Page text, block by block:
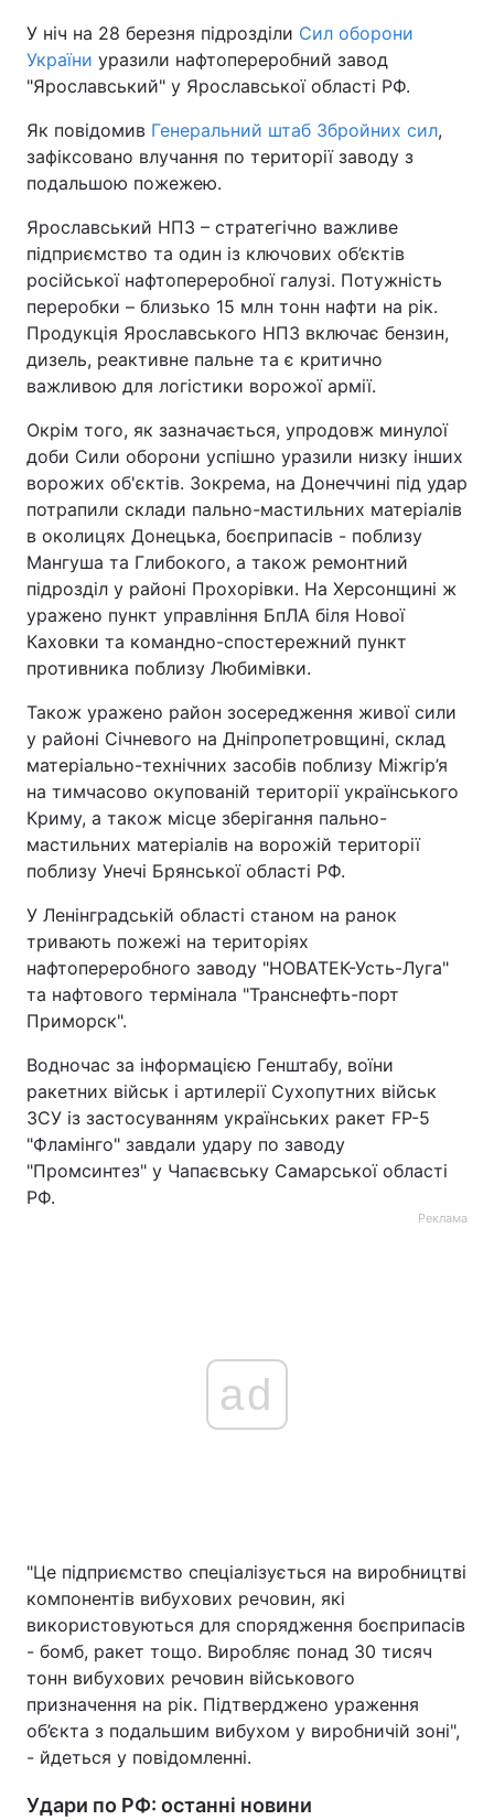
У ніч на 28 березня підрозділи Сил оборони
України уразили нафтопереробний завод
"Ярославський" у Ярославської області РФ.
Як повідомив Генеральний штаб Збройних сил,
зафіксовано влучання по території заводу з
подальшою пожежею.
Ярославський НПЗ – стратегічно важливе
підприємство та один із ключових об’єктів
російської нафтопереробної галузі. Потужність
переробки – близько 15 млн тонн нафти на рік.
Продукція Ярославського НПЗ включає бензин,
дизель, реактивне пальне та є критично
важливою для логістики ворожої армії.
Окрім того, як зазначається, упродовж минулої
доби Сили оборони успішно уразили низку інших
ворожих об'єктів. Зокрема, на Донеччині під удар
потрапили склади пально-мастильних матеріалів
в околицях Донецька, боєприпасів - поблизу
Мангуша та Глибокого, а також ремонтний
підрозділ у районі Прохорівки. На Херсонщині ж
уражено пункт управління БпЛА біля Нової
Каховки та командно-спостережний пункт
противника поблизу Любимівки.
Також уражено район зосередження живої сили
у районі Січневого на Дніпропетровщині, склад
матеріально-технічних засобів поблизу Міжгір’я
на тимчасово окупованій території українського
Криму, а також місце зберігання пально-
мастильних матеріалів на ворожій території
поблизу Унечі Брянської області РФ.
У Ленінградській області станом на ранок
тривають пожежі на територіях
нафтопереробного заводу "НОВАТЕК-Усть-Луга"
та нафтового термінала "Транснефть-порт
Приморск".
Водночас за інформацією Генштабу, воїни
ракетних військ і артилерії Сухопутних військ
ЗСУ із застосуванням українських ракет FP-5
"Фламінго" завдали удару по заводу
"Промсинтез" у Чапаєвську Самарської області
РФ.
Реклама
ad
"Це підприємство спеціалізується на виробництві
компонентів вибухових речовин, які
використовуються для спорядження боєприпасів
- бомб, ракет тощо. Виробляє понад 30 тисяч
тонн вибухових речовин військового
призначення на рік. Підтверджено ураження
об’єкта з подальшим вибухом у виробничій зоні",
- йдеться у повідомленні.
Удари по РФ: останні новини